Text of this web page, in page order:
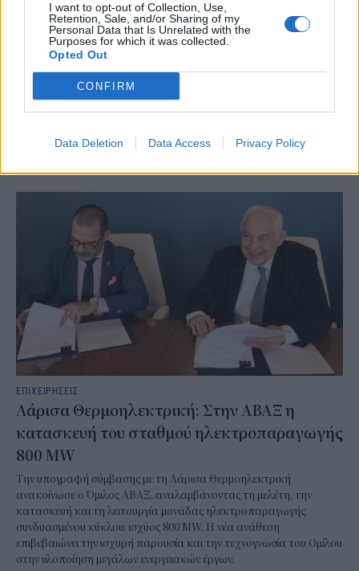
I want to opt-out of Collection, Use,
Retention, Sale, and/or Sharing of my
Personal Data that Is Unrelated with the
Purposes for which it was collected.
Opted Out
CONFIRM
Data Deletion Data Access Privacy Policy
Τι είναι το «φαινόμενο του κραγιόν» στο
οποίο πόνταρε η L’Oréal
Έχετε νιώσει ποτέ την ανάγκη να αγοράσετε κάτι μόνο και μόνο για
να αισθανθείτε καλύτερα; Αν ναι, δεν είστε οι μόνοι. Το «φαινόμενο
του κραγιόν» περιγράφει ακριβώς αυτή την τάση των
καταναλωτών να στρέφονται σε μικρές και σχετικά προσιτές
ψυχολογικής πίεσης.
ΕΠΙΧΕΙΡΗΣΕΙΣ
Λάρισα Θερμοηλεκτρική: Στην ΑΒΑΞ η
κατασκευή του σταθμού ηλεκτροπαραγωγής
800 MW
Την υπογραφή σύμβασης με τη Λάρισα Θερμοηλεκτρική
ανακοίνωσε ο Όμιλος ΑΒΑΞ, αναλαμβάνοντας τη μελέτη, την
κατασκευή και τη λειτουργία μονάδας ηλεκτροπαραγωγής
συνδυασμένου κύκλου, ισχύος 800 MW. Η νέα ανάθεση
επιβεβαιώνει την ισχυρή παρουσία και την τεχνογνωσία του Ομίλου
στην υλοποίηση μεγάλων ενεργειακών έργων.